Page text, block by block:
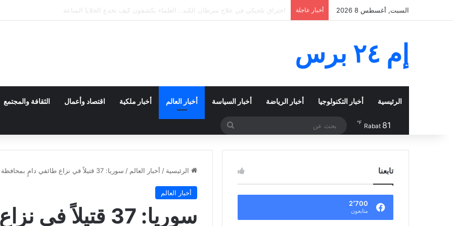
السبت, أغسطس 8 2026 أخبار عاجلة حطام من صاروخ سبايس إكس يضرب القمر.. فوهة جديدة تثير اهتمام ناسا والعلماء
إم ٢٤ برس
الرئيسية أخبار التكنولوجيا أخبار الرياضة أخبار السياسة أخبار العالم أخبار ملكية اقتصاد وأعمال الثقافة والمجتمع
Rabat 81
℉
بحث
الرئيسية / أخبار العالم / سوريا: 37 قتيلاً في نزاع طائفي دامٍ بمحافظة السويداء
أخبار العالم
سوريا: 37 قتيلاً
تابعنا
2٬700
متابعون